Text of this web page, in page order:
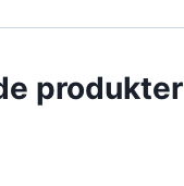
produkter